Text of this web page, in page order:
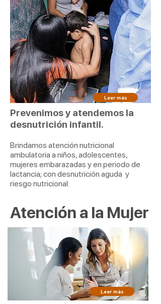
Leer más
Prevenimos y atendemos la
desnutrición infantil.
Brindamos atención nutricional
ambulatoria a niños, adolescentes,
mujeres embarazadas y en periodo de
lactancia; con desnutrición aguda y
riesgo nutricional.
Atención a la Mujer
Leer más